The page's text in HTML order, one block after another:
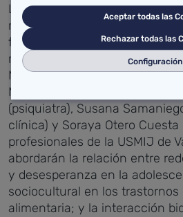
La jornada del sábado 21
redonda dedicada a las
factor de riesgo en el
mentales. Moderada por la
Mental del Hospital de Día
Marina Manj
(psiquiatra), Susana
clínica) y Soraya Otero Cuesta
profesionales de la USMIJ de
abordarán la relación entre
y desesperanza en la
sociocultural en los
alimentaria; y la interacción
Aceptar todas las
Rechazar todas las
Configuración